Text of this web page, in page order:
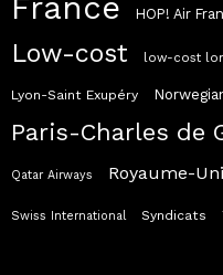
France HOP! Air
Low-cost low-cost
Lyon-Saint Exupéry
Paris-Charles de
Qatar Airways Royaume-Uni
Swiss International Syndicats